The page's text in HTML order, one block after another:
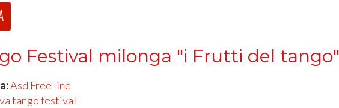
Festival milonga "i Frutti del tango"
Asd Free line
tango festival